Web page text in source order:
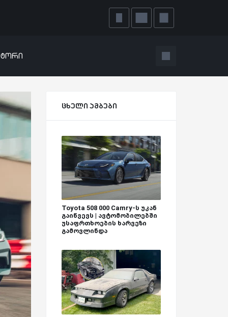
ცხელი ამბები
Toyota 508 000 Camry-ს უკან
გაიწვევს | ავტომობილებში
უსაფრთხოების ხარვეზი
გამოვლინდა